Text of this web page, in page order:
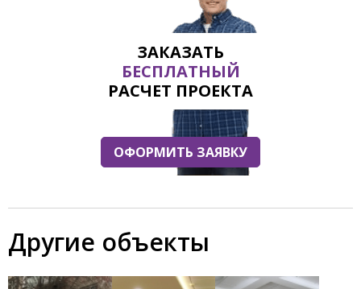
ЗАКАЗАТЬ
БЕСПЛАТНЫЙ
РАСЧЕТ ПРОЕКТА
ОФОРМИТЬ ЗАЯВКУ
Другие объекты